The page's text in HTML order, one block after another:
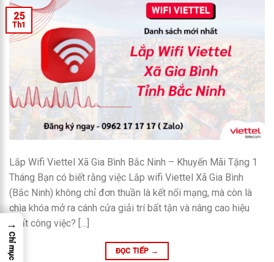
25
Th1
Lắp Wifi Viettel Xã Gia Bình Bắc Ninh – Khuyến Mãi Tặng 1
Tháng Bạn có biết rằng việc Lắp wifi Viettel Xã Gia Bình
(Bắc Ninh) không chỉ đơn thuần là kết nối mạng, mà còn là
chìa khóa mở ra cánh cửa giải trí bất tận và nâng cao hiệu
suất công việc? […]
ĐỌC TIẾP →
→
Chỉ mục